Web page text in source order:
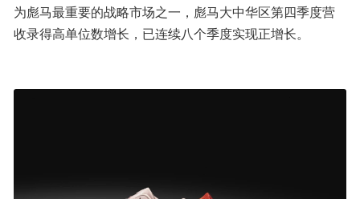
为彪马最重要的战略市场之一，彪马大中华区第四季度营
收录得高单位数增长，已连续八个季度实现正增长。